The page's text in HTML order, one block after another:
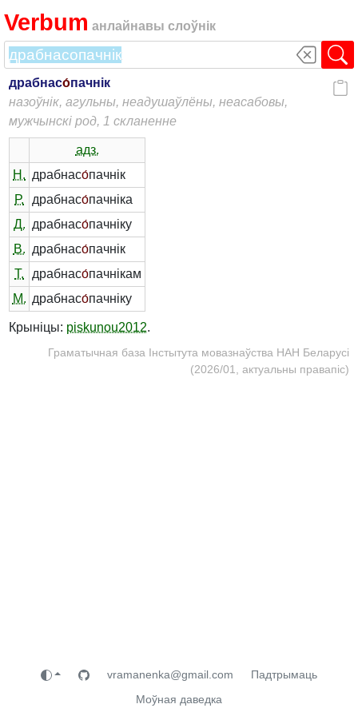
Verbum анлайнавы слоўнік
драбнасо́пачнік
назоўнік, агульны, неадушаўлёны, неасабовы,
мужчынскі род, 1 скланенне
адз.
Н. драбнасо́пачнік
Р.
драбнасо́пачніка
Д. драбнасо́пачніку
В. драбнасо́пачнік
Т.
драбнасо́пачнікам
М. драбнасо́пачніку
Крыніцы: piskunou2012.
Граматычная база Інстытута мовазнаўства НАН Беларусі
(2026/01, актуальны правапіс)
vramanenka@gmail.com
Падтрымаць
Моўная даведка